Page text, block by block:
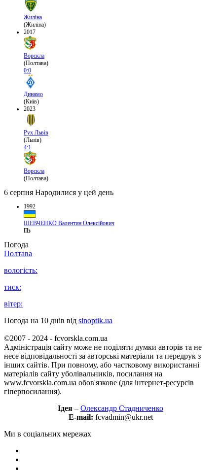
Жиліна
(Жиліна)
2017
Ворскла
(Полтава)
0:0
Динамо
(Київ)
2023
Рух Львів
(Львів)
4:1
Ворскла
(Полтава)
6 серпня Народилися у цей день
1992
ШЕВЧЕНКО Валентин Олексійович
Пз
Погода
Полтава
вологість:
тиск:
вітер:
Погода на 10 днів від sinoptik.ua
©2007 - 2024 - fcvorskla.com.ua
Адміністрація сайту може не поділяти думки авторів та не
несе відповідальності за авторські матеріали та передрук з
інших сайтів. При повному, або частковому використанні
матеріалів сайту уболівальників, посилання на
www.fcvorskla.com.ua обов'язкове (для інтернет-ресурсів
гіперпосилання).
Ідея – Олександр Стадниченко
E-mail: fcvadmin@ukr.net
Ми в соціальних мережах